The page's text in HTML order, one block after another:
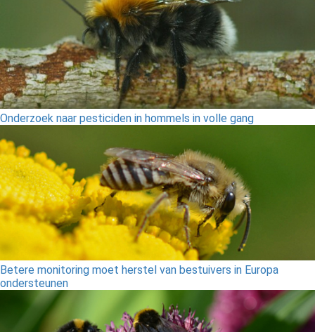
Onderzoek naar pesticiden in hommels in volle gang
Betere monitoring moet herstel van bestuivers in Europa
ondersteunen